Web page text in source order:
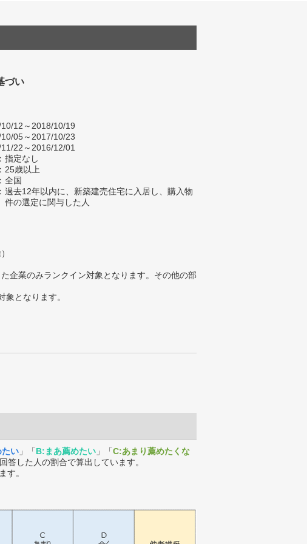
づい
10/12～2018/10/19
10/05～2017/10/23
22～2016/12/01
指定なし
25歳以上
全国
過去12年以内に、新築建売住宅に入居し、購入物
件の選定に関与した人
企業のみランクイン対象となります。その他の部
となります。
い 」「B:まあ薦めたい 」「C:あまり薦めたくな
答した人の割合で算出しています。
す。